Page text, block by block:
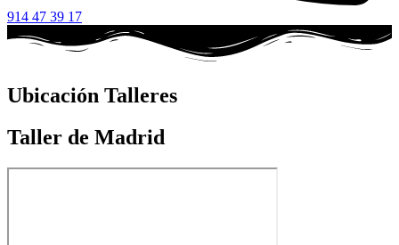
914 47 39 17
Ubicación Talleres
Taller de Madrid